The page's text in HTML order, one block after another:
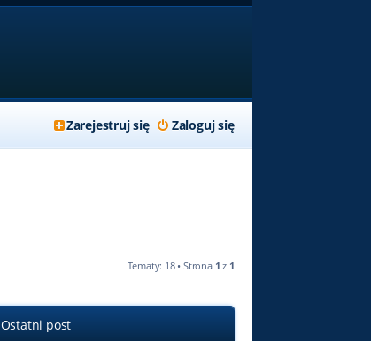
Zaloguj się
Zarejestruj się
Tematy: 18 • Strona 1 z 1
Ostatni post